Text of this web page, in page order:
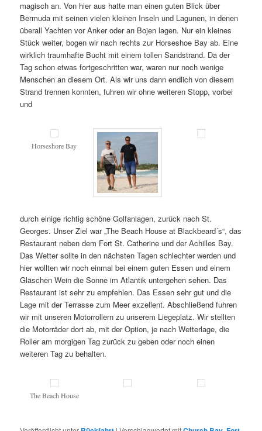
magisch an. Von hier aus hatte man einen guten Blick über
Bermuda mit seinen vielen kleinen Inseln und Lagunen, in denen
überall Yachten vor Anker oder an Bojen lagen. Nur ein kleines
Stück weiter, bogen wir nach rechts zur Horseshoe Bay ab. Eine
wirklich traumhafte Bucht mit einem tollen Sandstrand. Da der
Tag schon etwas fortgeschritten war, waren nur noch wenige
Menschen an diesem Ort. Als wir uns dann endlich von diesem
Strand trennen konnten, fuhren wir ohne weiteren Stopp, vorbei
und
Horseshore Bay
durch einige richtig schöne Golfanlagen, zurück nach St.
Georges. Unser Ziel war „The Beach House at Blackbeard´s“, das
Restaurant neben dem Fort St. Catherine und der Achilles Bay.
Das Wetter sollte in den nächsten Tagen schlechter werden und
hier wollten wir noch einmal bei einem guten Essen und einem
Gläschen Wein die Sonne im Atlantik untergehen sehen. Das
Restaurant ist sehr zu empfehlen. Das Essen sehr gut und die
Lage mit der Terrasse zum Meer exzellent. Abschließend fuhren
wir mit unseren Motorrollern zu unserem Liegeplatz. Wir stellten
die Motorräder dort ab, mit der Option, je nach Wetterlage, die
Roller am morgigen Tag zurück zu geben oder noch einen
weiteren Tag zu behalten.
The Beach House